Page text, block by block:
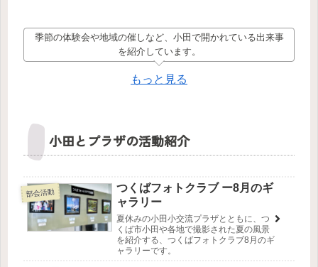
季節の体験会や地域の催しなど、小田で開かれている出来事
を紹介しています。
もっと見る
小田とプラザの活動紹介
部会活動
つくばフォトクラブ ー8月のギ
ャラリー
夏休みの小田小交流プラザとともに、つ
くば市小田や各地で撮影された夏の風景
を紹介する、つくばフォトクラブ8月のギ
ャラリーです。